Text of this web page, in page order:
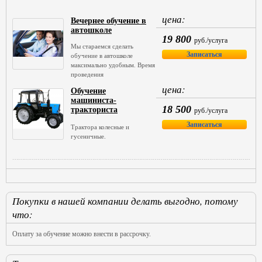
цена:
19 800 руб./услуга
Записаться
Вечернее обучение в
автошколе
Мы стараемся сделать
oбучение в автoшколе
максимально удобным. Время
проведения
цена:
18 500 руб./услуга
Записаться
Обучение
машиниста-
тракториста
"С", "D", "Е", "F"
Трактора колесные и
гусеничные.
Покупки в нашей компании делать выгодно, потому
что:
Оплату за обучение можно внести в рассрочку.